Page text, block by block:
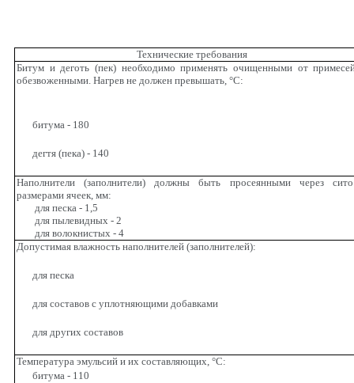
Технические требования
Битум и деготь (пек) необходимо применять очищенными от
обезвоженными. Нагрев не должен превышать, °С:
битума - 180
дегтя (пека) - 140
Наполнители (заполнители) должны быть просеянными через
размерами ячеек, мм:
для песка - 1,5
для пылевидных - 2
для волокнистых - 4
Допустимая влажность наполнителей (заполнителей):
для песка
для составов с уплотняющими добавками
для других составов
Температура эмульсий и их составляющих, °С:
битума - 110